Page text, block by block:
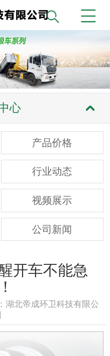
心
产品价格
行业动态
视频展示
公司新闻
开车不能急
北帝成环卫科技有限公